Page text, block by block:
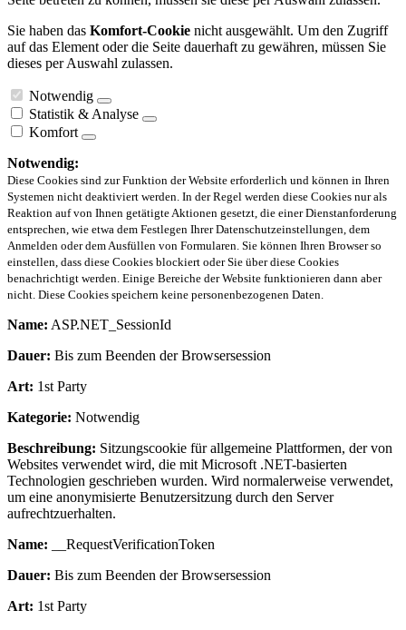
Sie haben das Komfort-Cookie nicht ausgewählt. Um den Zugriff
auf das Element oder die Seite dauerhaft zu gewähren, müssen Sie
dieses per Auswahl zulassen.
Notwendig
Statistik & Analyse
Komfort
Notwendig:
Diese Cookies sind zur Funktion der Website erforderlich und können in Ihren
Systemen nicht deaktiviert werden. In der Regel werden diese Cookies nur als
Reaktion auf von Ihnen getätigte Aktionen gesetzt, die einer Dienstanforderung
entsprechen, wie etwa dem Festlegen Ihrer Datenschutzeinstellungen, dem
Anmelden oder dem Ausfüllen von Formularen. Sie können Ihren Browser so
einstellen, dass diese Cookies blockiert oder Sie über diese Cookies
benachrichtigt werden. Einige Bereiche der Website funktionieren dann aber
nicht. Diese Cookies speichern keine personenbezogenen Daten.
Name: ASP.NET_SessionId
Dauer: Bis zum Beenden der Browsersession
Art: 1st Party
Kategorie: Notwendig
Beschreibung: Sitzungscookie für allgemeine Plattformen, der von
Websites verwendet wird, die mit Microsoft .NET-basierten
Technologien geschrieben wurden. Wird normalerweise verwendet,
um eine anonymisierte Benutzersitzung durch den Server
aufrechtzuerhalten.
Name: __RequestVerificationToken
Dauer: Bis zum Beenden der Browsersession
Art: 1st Party